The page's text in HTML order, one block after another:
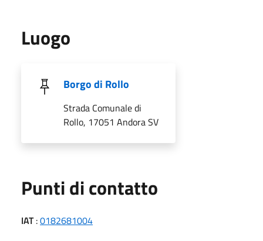
Luogo
Borgo di Rollo
Strada Comunale di
Rollo, 17051 Andora SV
Punti di contatto
IAT:0182681004